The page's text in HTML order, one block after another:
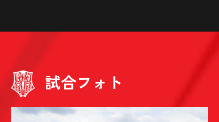
試合フォト